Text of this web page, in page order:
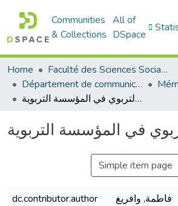
Communities
& Collections
All of
DSpace
Home
Faculté des Sciences Sociales
Département de communication
الاتصال التربوي في المؤسسة التربوية
في المؤسسة التربوية
Simple item page
dc.contributor.author
فاطمة, وافريغ